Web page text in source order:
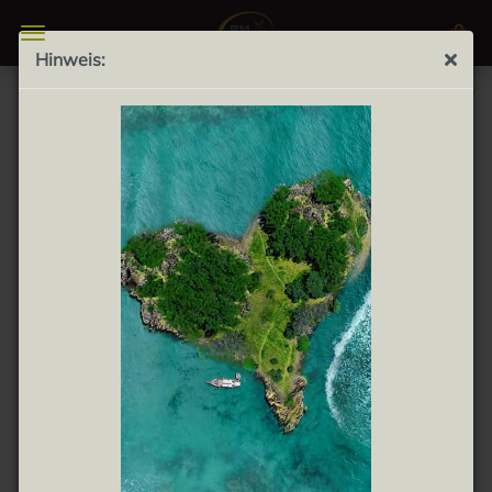
Hinweis:
Aceitunas Manzanilla deshuesada 920g - Grüne
kernlose Oliven